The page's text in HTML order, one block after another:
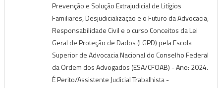
Prevenção e Solução Extrajudicial de Litígios
Familiares, Desjudicialização e o Futuro da Advocacia,
Responsabilidade Civil e o curso Conceitos da Lei
Geral de Proteção de Dados (LGPD) pela Escola
Superior de Advocacia Nacional do Conselho Federal
da Ordem dos Advogados (ESA/CFOAB) - Ano: 2024.
É Perito/Assistente Judicial Trabalhista -